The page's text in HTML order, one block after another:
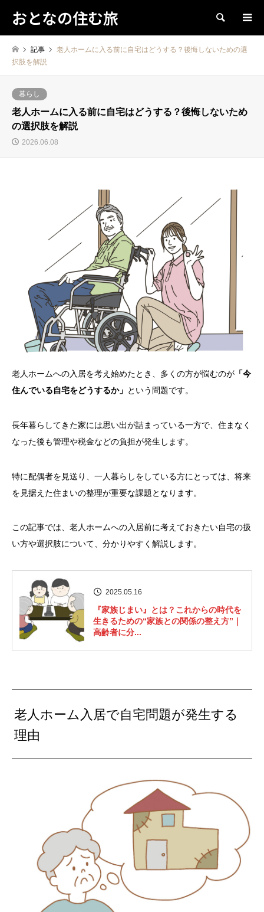
おとなの住む旅 検索
記事
老人ホームに入る前に自宅はどうする？後悔しないための選
択肢を解説
暮らし
老人ホームに入る前に自宅はどうする？後悔しないため
の選択肢を解説
2026.06.08
老人ホームへの入居を考え始めたとき、多くの方が悩むのが 「今
住んでいる自宅をどうするか」 という問題です。
長年暮らしてきた家には思い出が詰まっている一方で、住まなく
なった後も管理や税金などの負担が発生します。
特に配偶者を見送り、一人暮らしをしている方にとっては、将来
を見据えた住まいの整理が重要な課題となります。
この記事では、老人ホームへの入居前に考えておきたい自宅の扱
い方や選択肢について、分かりやすく解説します。
2025.05.16
『家族じまい』とは？これからの時代を
生きるための“家族との関係の整え方”｜
高齢者に分...
老人ホーム入居で自宅問題が発生する
理由